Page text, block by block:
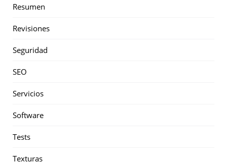
Resumen
Revisiones
Seguridad
SEO
Servicios
Software
Tests
Texturas